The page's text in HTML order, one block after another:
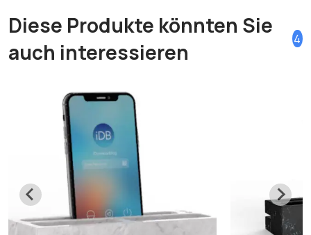
Diese Produkte könnten Sie
auch interessieren
4